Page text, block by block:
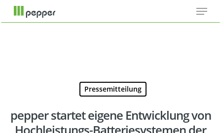
Cookie-Einstellungen
Skip
Menu
Pressemitteilung
pepper startet eigene Entwicklung von